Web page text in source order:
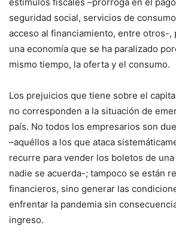
seguridad social, servicios de
acceso al financiamiento, entre otros-,
una economía que se ha paralizado
mismo tiempo, la oferta y el consumo.
Los prejuicios que tiene sobre el
no corresponden a la situación de
país. No todos los empresarios son
–aquéllos a los que ataca
recurre para vender los boletos de
nadie se acuerda-; tampoco se están
financieros, sino generar las
enfrentar la pandemia sin
ingreso.